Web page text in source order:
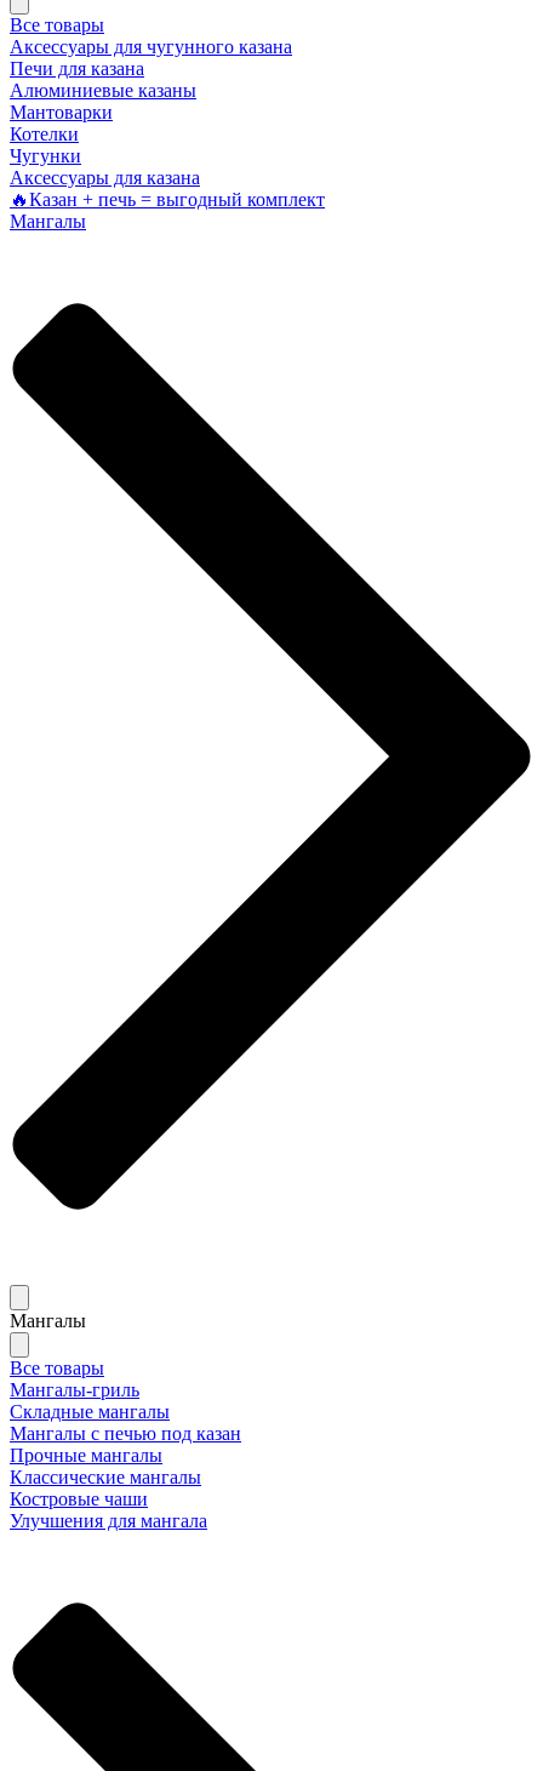
Все товары
Аксессуары для чугунного казана
Печи для казана
Алюминиевые казаны
Мантоварки
Котелки
Чугунки
Аксессуары для казана
🔥Казан + печь = выгодный комплект
Мангалы
Мангалы
Все товары
Мангалы-гриль
Складные мангалы
Мангалы с печью под казан
Прочные мангалы
Классические мангалы
Костровые чаши
Улучшения для мангала